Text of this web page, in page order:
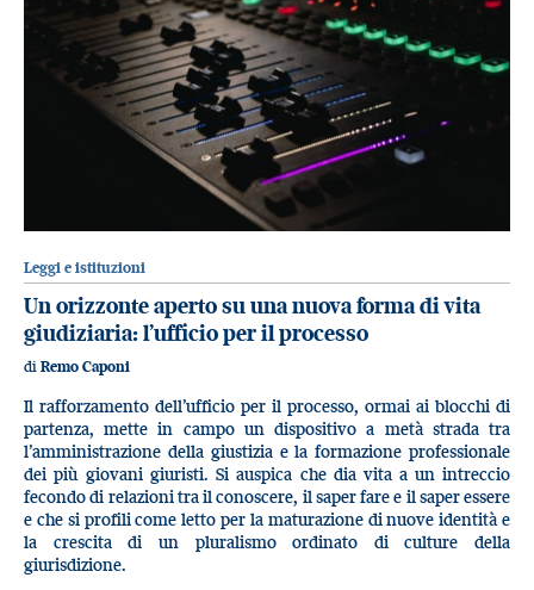
Leggi e istituzioni
Un orizzonte aperto su una nuova forma di vita
giudiziaria: l’ufficio per il processo
di Remo Caponi
Il rafforzamento dell’ufficio per il processo, ormai ai blocchi di
partenza, mette in campo un dispositivo a metà strada tra
l’amministrazione della giustizia e la formazione professionale
dei più giovani giuristi. Si auspica che dia vita a un intreccio
fecondo di relazioni tra il conoscere, il saper fare e il saper essere
e che si profili come letto per la maturazione di nuove identità e
la crescita di un pluralismo ordinato di culture della
giurisdizione.